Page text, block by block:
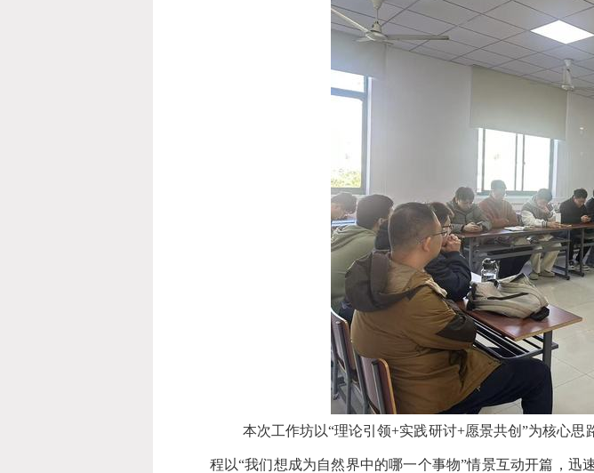
本次工作坊以“理论引领+实践研讨+愿景共创”为核心思
程以“我们想成为自然界中的哪一个事物”情景互动开篇，迅